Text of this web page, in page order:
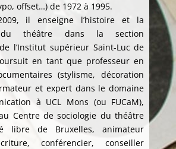
offset…) de 1972 à 1995.
il enseigne l’histoire et la
du théâtre dans la section
l’Institut supérieur Saint-Luc de
en tant que professeur en
(stylisme, décoration
et expert dans le domaine
à UCL Mons (ou FUCaM),
Centre de sociologie du théâtre
libre de Bruxelles, animateur
conférencier, conseiller